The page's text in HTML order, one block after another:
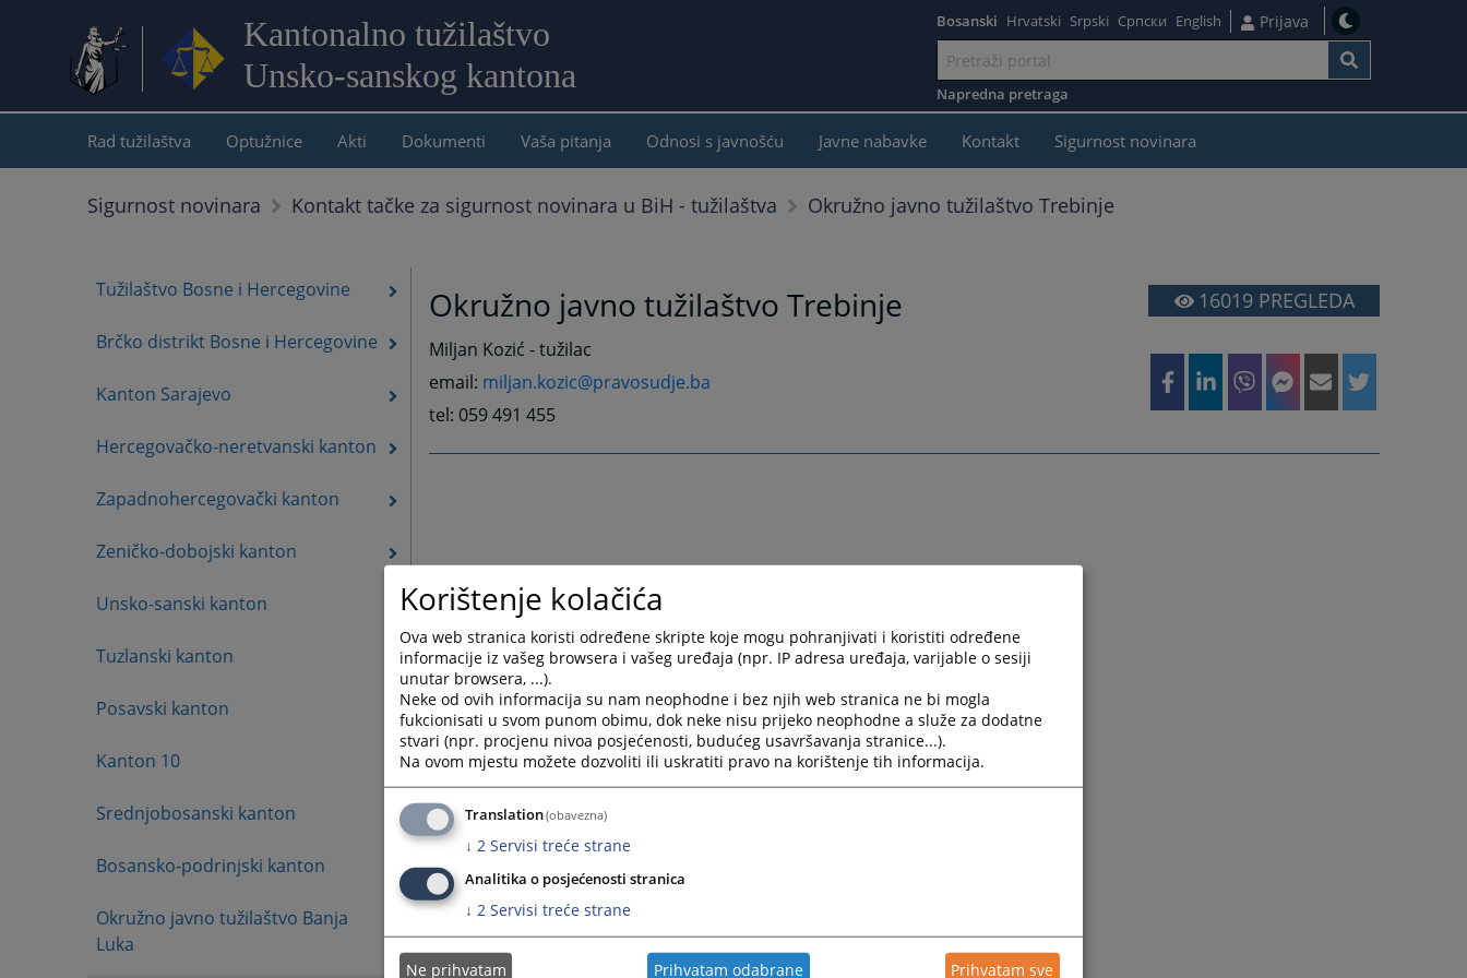
Kantonalno tužilaštvo
Unsko-sanskog kantona
sadržaj
Bosanski Hrvatski Srpski Српски English Prijava
Napredna pretraga
Rad tužilaštva Optužnice Akti Dokumenti Vaša pitanja Odnosi s javnošću Javne nabavke Kontakt Sigurnost novinara
Sigurnost novinara Kontakt tačke za sigurnost novinara u BiH - tužilaštva Okružno javno tužilaštvo Trebinje
Tužilaštvo Bosne i Hercegovine
Brčko distrikt Bosne i Hercegovine
Kanton Sarajevo
Hercegovačko-neretvanski kanton
Zapadnohercegovački kanton
Zeničko-dobojski kanton
Unsko-sanski kanton
Tuzlanski kanton
Posavski kanton
Kanton 10
Srednjobosanski kanton
Bosansko-podrinjski kanton
Okružno javno tužilaštvo Banja
Luka
Okružno javno tužilaštvo Trebinje
Miljan Kozić - tužilac
email: miljan.kozic@pravosudje.ba
tel: 059 491 455
16019PREGLEDA
Korištenje kolačića
Ova web stranica koristi određene skripte koje mogu pohranjivati i koristiti određene
informacije iz vašeg browsera i vašeg uređaja (npr. IP adresa uređaja, varijable o sesiji
unutar browsera, ...).
Neke od ovih informacija su nam neophodne i bez njih web stranica ne bi mogla
fukcionisati u svom punom obimu, dok neke nisu prijeko neophodne a služe za dodatne
stvari (npr. procjenu nivoa posjećenosti, budućeg usavršavanja stranice...).
Na ovom mjestu možete dozvoliti ili uskratiti pravo na korištenje tih informacija.
Translation(obavezna)
↓ 2 Servisi treće strane
Analitika o posjećenosti stranica
↓ 2 Servisi treće strane
Ne prihvatam Prihvatam odabrane Prihvatam sve